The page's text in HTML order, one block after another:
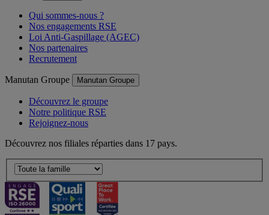
Qui sommes-nous ?
Nos engagements RSE
Loi Anti-Gaspillage (AGEC)
Nos partenaires
Recrutement
Manutan Groupe Manutan Groupe
Découvrez le groupe
Notre politique RSE
Rejoignez-nous
Découvrez nos filiales réparties dans 17 pays.